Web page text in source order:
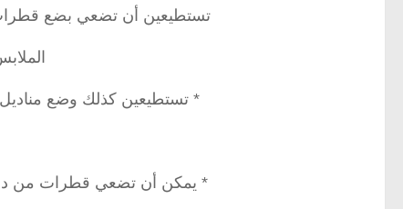
تستطيعين أن تضعي بضع
* تستطيعين كذلك وضع
* يمكن أن تضعي قطرات من